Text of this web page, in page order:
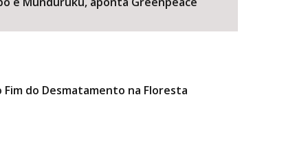
do Desmatamento na Floresta